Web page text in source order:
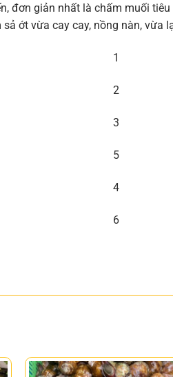
đơn giản nhất là chấm muối
ớt vừa cay cay, nồng nàn, vừa